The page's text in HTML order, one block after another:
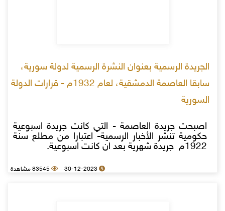
الجريدة الرسمية بعنوان النشرة الرسمية لدولة سورية،
سابقا العاصمة الدمشقية، لعام 1932م - قرارات الدولة
السورية
اصبحت جريدة العاصمة - التي كانت جريدة اسبوعية
حكومية تنشر الأخبار الرسمية- اعتبارا من مطلع سنة
1922م جريدة شهرية بعد ان كانت اسبوعية.
30-12-2023 83545 مشاهدة